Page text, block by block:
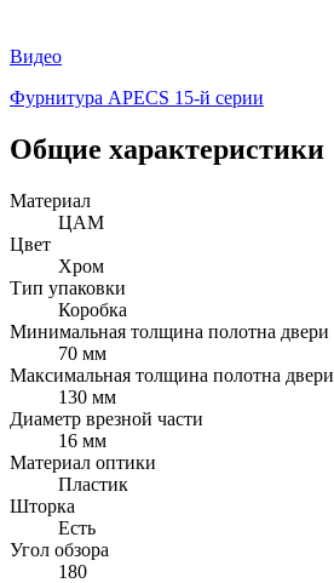
Видео
Фурнитура APECS 15-й серии
Общие характеристики
Материал
ЦАМ
Цвет
Хром
Тип упаковки
Коробка
Минимальная толщина полотна двери
70 мм
Максимальная толщина полотна двери
130 мм
Диаметр врезной части
16 мм
Материал оптики
Пластик
Шторка
Есть
Угол обзора
180